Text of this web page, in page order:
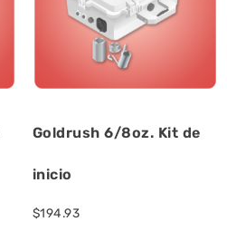
Goldrush 6/8oz. Kit de
inicio
$194.93